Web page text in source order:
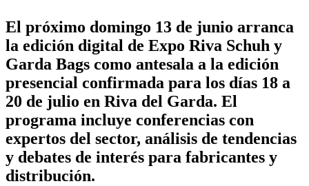
El próximo domingo 13 de junio arranca
la edición digital de Expo Riva Schuh y
Garda Bags como antesala a la edición
presencial confirmada para los días 18 a
20 de julio en Riva del Garda. El
programa incluye conferencias con
expertos del sector, análisis de tendencias
y debates de interés para fabricantes y
distribución.